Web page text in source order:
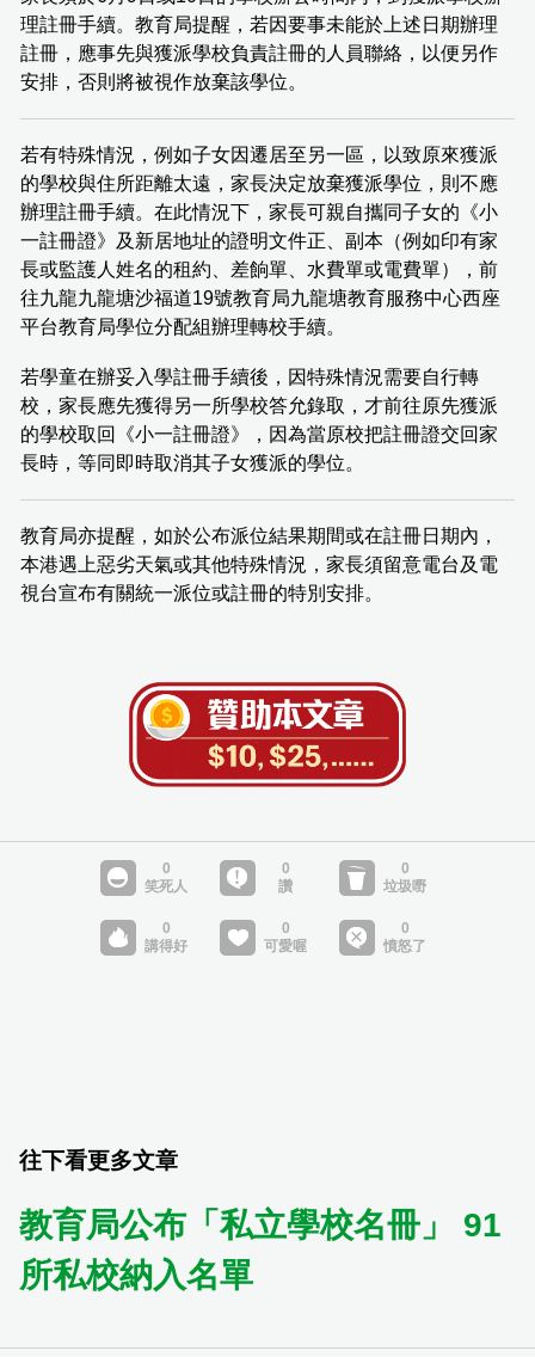
理註冊手續。教育局提醒，若因要事未能於上述日期辦理
註冊，應事先與獲派學校負責註冊的人員聯絡，以便另作
安排，否則將被視作放棄該學位。
若有特殊情況，例如子女因遷居至另一區，以致原來獲派
的學校與住所距離太遠，家長決定放棄獲派學位，則不應
辦理註冊手續。在此情況下，家長可親自攜同子女的《小
一註冊證》及新居地址的證明文件正、副本（例如印有家
長或監護人姓名的租約、差餉單、水費單或電費單），前
往九龍九龍塘沙福道19號教育局九龍塘教育服務中心西座
平台教育局學位分配組辦理轉校手續。
若學童在辦妥入學註冊手續後，因特殊情況需要自行轉
校，家長應先獲得另一所學校答允錄取，才前往原先獲派
的學校取回《小一註冊證》，因為當原校把註冊證交回家
長時，等同即時取消其子女獲派的學位。
教育局亦提醒，如於公布派位結果期間或在註冊日期內，
本港遇上惡劣天氣或其他特殊情況，家長須留意電台及電
視台宣布有關統一派位或註冊的特別安排。
往下看更多文章
教育局公布「私立學校名冊」 91
所私校納入名單